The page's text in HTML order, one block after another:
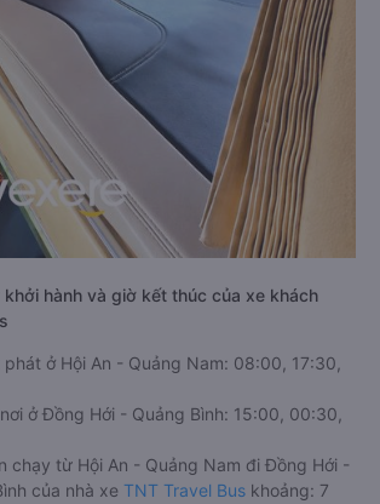
hành và giờ kết thúc của xe khách
phát ở Hội An - Quảng Nam: 08:00, 17:30,
ở Đồng Hới - Quảng Bình: 15:00, 00:30,
chạy từ Hội An - Quảng Nam đi Đồng Hới -
của nhà xe TNT Travel Bus khoảng: 7